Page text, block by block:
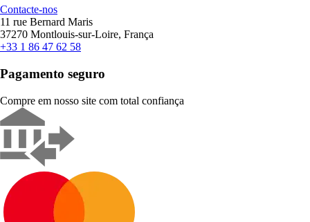
Contacte-nos
11 rue Bernard Maris
37270 Montlouis-sur-Loire, França
+33 1 86 47 62 58
Pagamento seguro
Compre em nosso site com total confiança